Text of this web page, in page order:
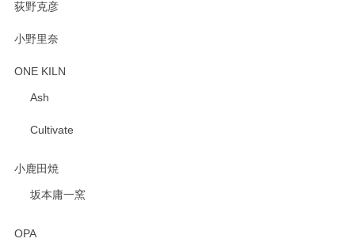
荻野克彦
小野里奈
ONE KILN
Ash
Cultivate
小鹿田焼
坂本庸一窯
OPA